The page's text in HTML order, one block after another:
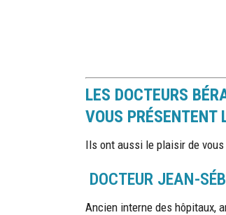
LES DOCTEURS
VOUS
Ils ont aussi le plaisir de vous
DOCTEUR JEAN-
Ancien interne des hôpitaux,